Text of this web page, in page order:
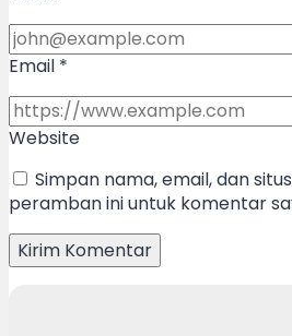
Email *
Website
Simpan nama, email, dan
peramban ini untuk komentar